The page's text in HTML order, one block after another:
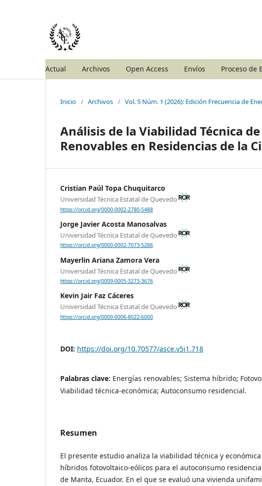
Actual Archivos Open Access Envíos Proceso de
Inicio / Archivos / Vol. 5 Núm. 1 (2026): Edición Frecuencia de
Análisis de la Viabilidad Técnica
Renovables en Residencias de la
Cristian Paúl Topa Chuquitarco
Universidad Técnica Estatal de Quevedo
https://orcid.org/0000-0002-2780-5488
Jorge Javier Acosta Manosalvas
Universidad Técnica Estatal de Quevedo
https://orcid.org/0000-0002-7073-5286
Mayerlin Ariana Zamora Vera
Universidad Técnica Estatal de Quevedo
https://orcid.org/0009-0005-3273-3676
Kevin Jair Faz Cáceres
Universidad Técnica Estatal de Quevedo
https://orcid.org/0009-0006-8022-6000
DOI: https://doi.org/10.70577/asce.v5i1.718
Palabras clave: Energías renovables; Sistema híbrido;
Viabilidad técnica-económica; Autoconsumo residencial.
Resumen
El presente estudio analiza la viabilidad técnica y
híbridos fotovoltaico-eólicos para el autoconsumo
de Manta, Ecuador. En el que se evaluó una vivienda